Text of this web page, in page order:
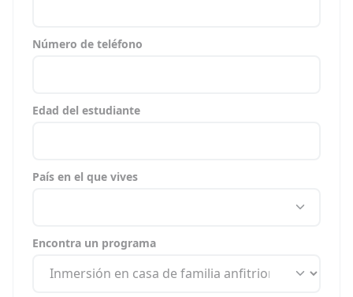
Número de teléfono
Edad del estudiante
País en el que vives
Encontra un programa